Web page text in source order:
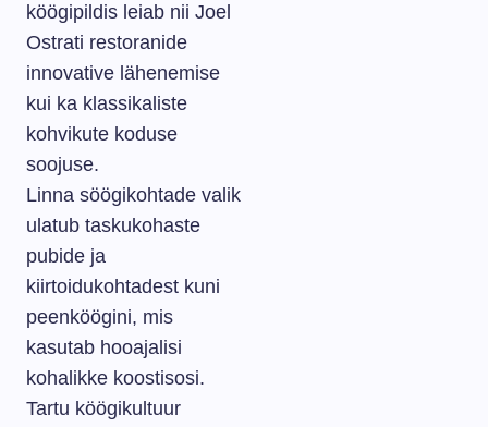
köögipildis leiab nii Joel
Ostrati restoranide
innovative lähenemise
kui ka klassikaliste
kohvikute koduse
soojuse.
Linna söögikohtade valik
ulatub taskukohaste
pubide ja
kiirtoidukohtadest kuni
peenköögini, mis
kasutab hooajalisi
kohalikke koostisosi.
Tartu köögikultuur